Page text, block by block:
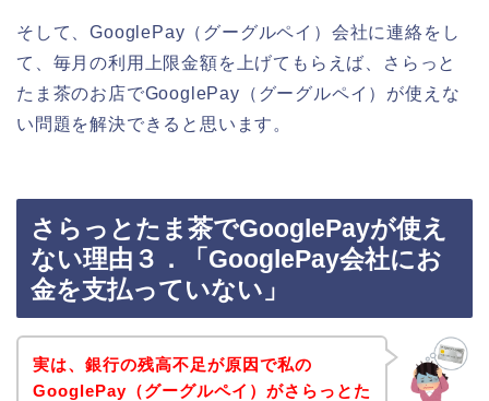
そして、GooglePay（グーグルペイ）会社に連絡をし
て、毎月の利用上限金額を上げてもらえば、さらっと
たま茶のお店でGooglePay（グーグルペイ）が使えな
い問題を解決できると思います。
さらっとたま茶でGooglePayが使え
ない理由３．「GooglePay会社にお
金を支払っていない」
実は、銀行の残高不足が原因で私の
GooglePay（グーグルペイ）がさらっとた